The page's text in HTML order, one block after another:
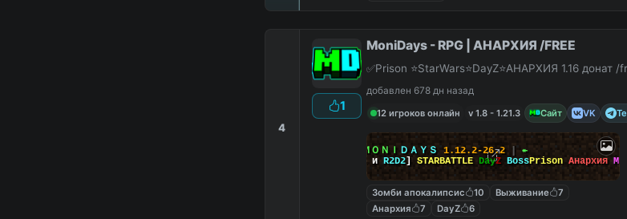
4
1
MoniDays - RPG | АНАРХИЯ /FREE
✅Prison ⭐StarWars⭐DayZ⭐АНАРХИЯ 1.16 донат /
добавлен 678 дн назад
12 игроков онлайн
v 1.8 - 1.21.3 Сайт VK
ＭＯＮＩ ＤＡＹＳ 1.12.2-26.2
↞
и R2D2] STARBATTLE DayZ BossPrison Анархия MSO
Зомби апокалипсис 10 Выживание
7
Анархия
7 DayZ 6